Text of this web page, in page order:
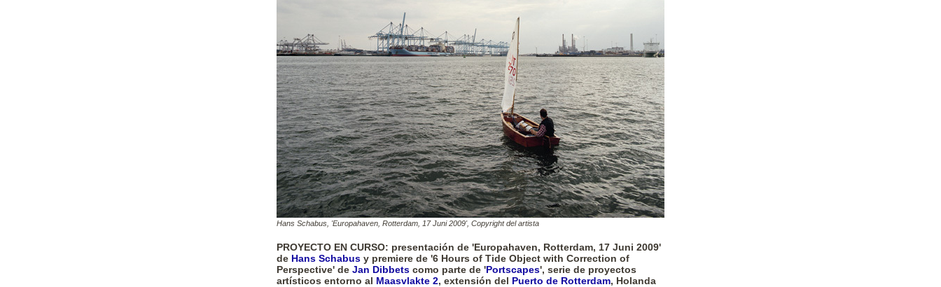
Hans Schabus, 'Europahaven, Rotterdam, 17 Juni 2009', Copyright del artista
PROYECTO EN CURSO: presentación de 'Europahaven, Rotterdam, 17 Juni 2009'
de Hans Schabus y premiere de '6 Hours of Tide Object with Correction of
Perspective' de Jan Dibbets como parte de 'Portscapes', serie de proyectos
artísticos entorno al Maasvlakte 2, extensión del Puerto de Rotterdam, Holanda